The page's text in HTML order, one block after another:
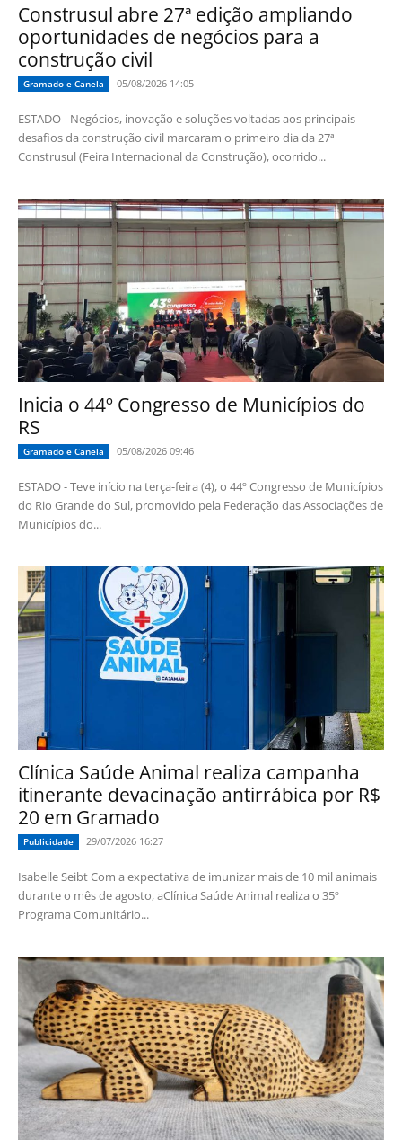
Construsul abre 27ª edição ampliando
oportunidades de negócios para a
construção civil
Gramado e Canela 05/08/2026 14:05
ESTADO - Negócios, inovação e soluções voltadas aos principais
desafios da construção civil marcaram o primeiro dia da 27ª
Construsul (Feira Internacional da Construção), ocorrido...
Inicia o 44º Congresso de Municípios do
RS
Gramado e Canela 05/08/2026 09:46
ESTADO - Teve início na terça-feira (4), o 44º Congresso de Municípios
do Rio Grande do Sul, promovido pela Federação das Associações de
Municípios do...
Clínica Saúde Animal realiza campanha
itinerante devacinação antirrábica por R$
20 em Gramado
Publicidade 29/07/2026 16:27
Isabelle Seibt Com a expectativa de imunizar mais de 10 mil animais
durante o mês de agosto, aClínica Saúde Animal realiza o 35º
Programa Comunitário...